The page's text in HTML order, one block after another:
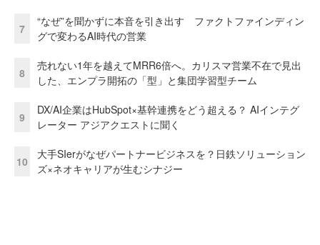
7
“なぜ”を聞かずに本音を引き出す ファクトファインディン
グで変わるAI時代の営業
8
売れない1年を越えてMRR6倍へ。カリスマ営業不在で見出
した、エンプラ開拓の「型」と集団学習型チーム
9
DX/AI企業はHubSpot×基幹連携をどう超える？ AIインテグ
レーター アジアクエストに聞く
10
大手SIerがなぜパートナービジネスを？日鉄ソリューション
ズ×ネオキャリアが生むシナジー